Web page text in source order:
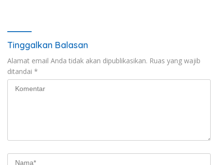
Tinggalkan Balasan
Alamat email Anda tidak akan dipublikasikan. Ruas yang wajib
ditandai *